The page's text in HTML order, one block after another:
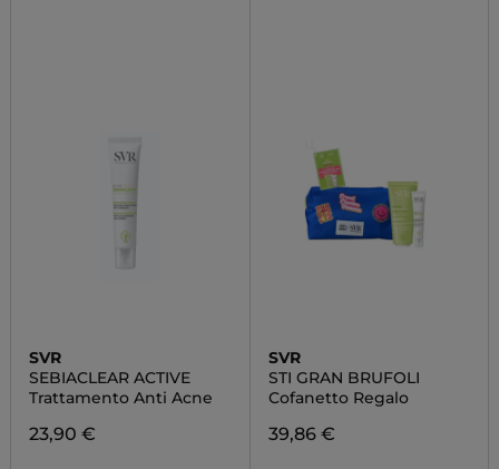
SVR
SEBIACLEAR ACTIVE
Trattamento Anti Acne
23,90 €
SVR
STI GRAN BRUFOLI
Cofanetto Regalo
39,86 €